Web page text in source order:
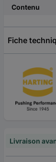
Contenu
Fiche
Livraison